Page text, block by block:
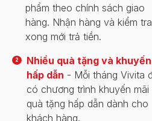
phẩm theo chính sách giao
hàng. Nhận hàng và kiểm tra
xong mới trả tiền.
2
Nhiều quà tặng và
hấp dẫn - Mỗi tháng Vivita
có chương trình khuyến mãi
quà tặng hấp dẫn dành cho
khách hàng.